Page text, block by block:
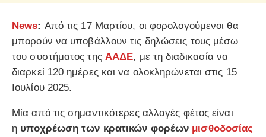
News: Από τις 17 Μαρτίου, οι φορολογούμενοι θα
μπορούν να υποβάλλουν τις δηλώσεις τους μέσω
του συστήματος της ΑΑΔΕ, με τη διαδικασία να
διαρκεί 120 ημέρες και να ολοκληρώνεται στις 15
Ιουλίου 2025.
Μία από τις σημαντικότερες αλλαγές φέτος είναι
η υποχρέωση των κρατικών φορέων μισθοδοσίας